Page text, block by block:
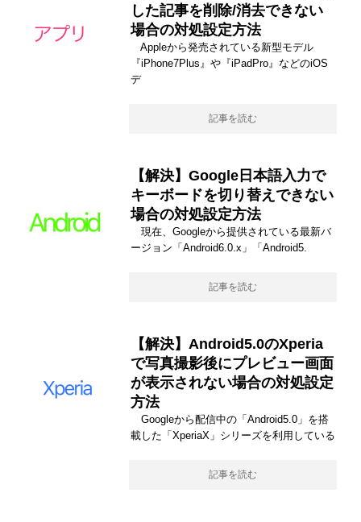
した記事を削除/消去できない
場合の対処設定方法
Appleから発売されている新型モデル
『iPhone7Plus』や『iPadPro』などのiOS
デ
記事を読む
【解決】Google日本語入力で
キーボードを切り替えできない
場合の対処設定方法
現在、Googleから提供されている最新バ
ージョン「Android6.0.x」「Android5.
記事を読む
【解決】Android5.0のXperia
で写真撮影後にプレビュー画面
が表示されない場合の対処設定
方法
Googleから配信中の「Android5.0」を搭
載した「XperiaX」シリーズを利用している
記事を読む